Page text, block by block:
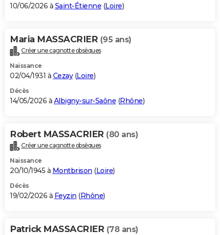
S'inscrire
Se connecter
Lycées
Collèges
Primaires
Universités
Entreprises
Service militaire
Avis de recherche
AVIS DE DÉCÈS
Bricolage
Lifestyle
Culture
Sport
Auto
Television
Voyage
Cinema
10/06/2026 à Saint-Étienne (Loire)
Maria MASSACRIER (95 ans)
Créer une cagnotte obsèques
Naissance
02/04/1931 à Cezay(Loire)
Décès
14/05/2026 à Albigny-sur-Saône (Rhône)
Robert MASSACRIER (80 ans)
Créer une cagnotte obsèques
Naissance
20/10/1945 à Montbrison (Loire)
Décès
19/02/2026 à Feyzin (Rhône)
Patrick MASSACRIER (78 ans)